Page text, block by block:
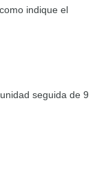
indique el
seguida de 9